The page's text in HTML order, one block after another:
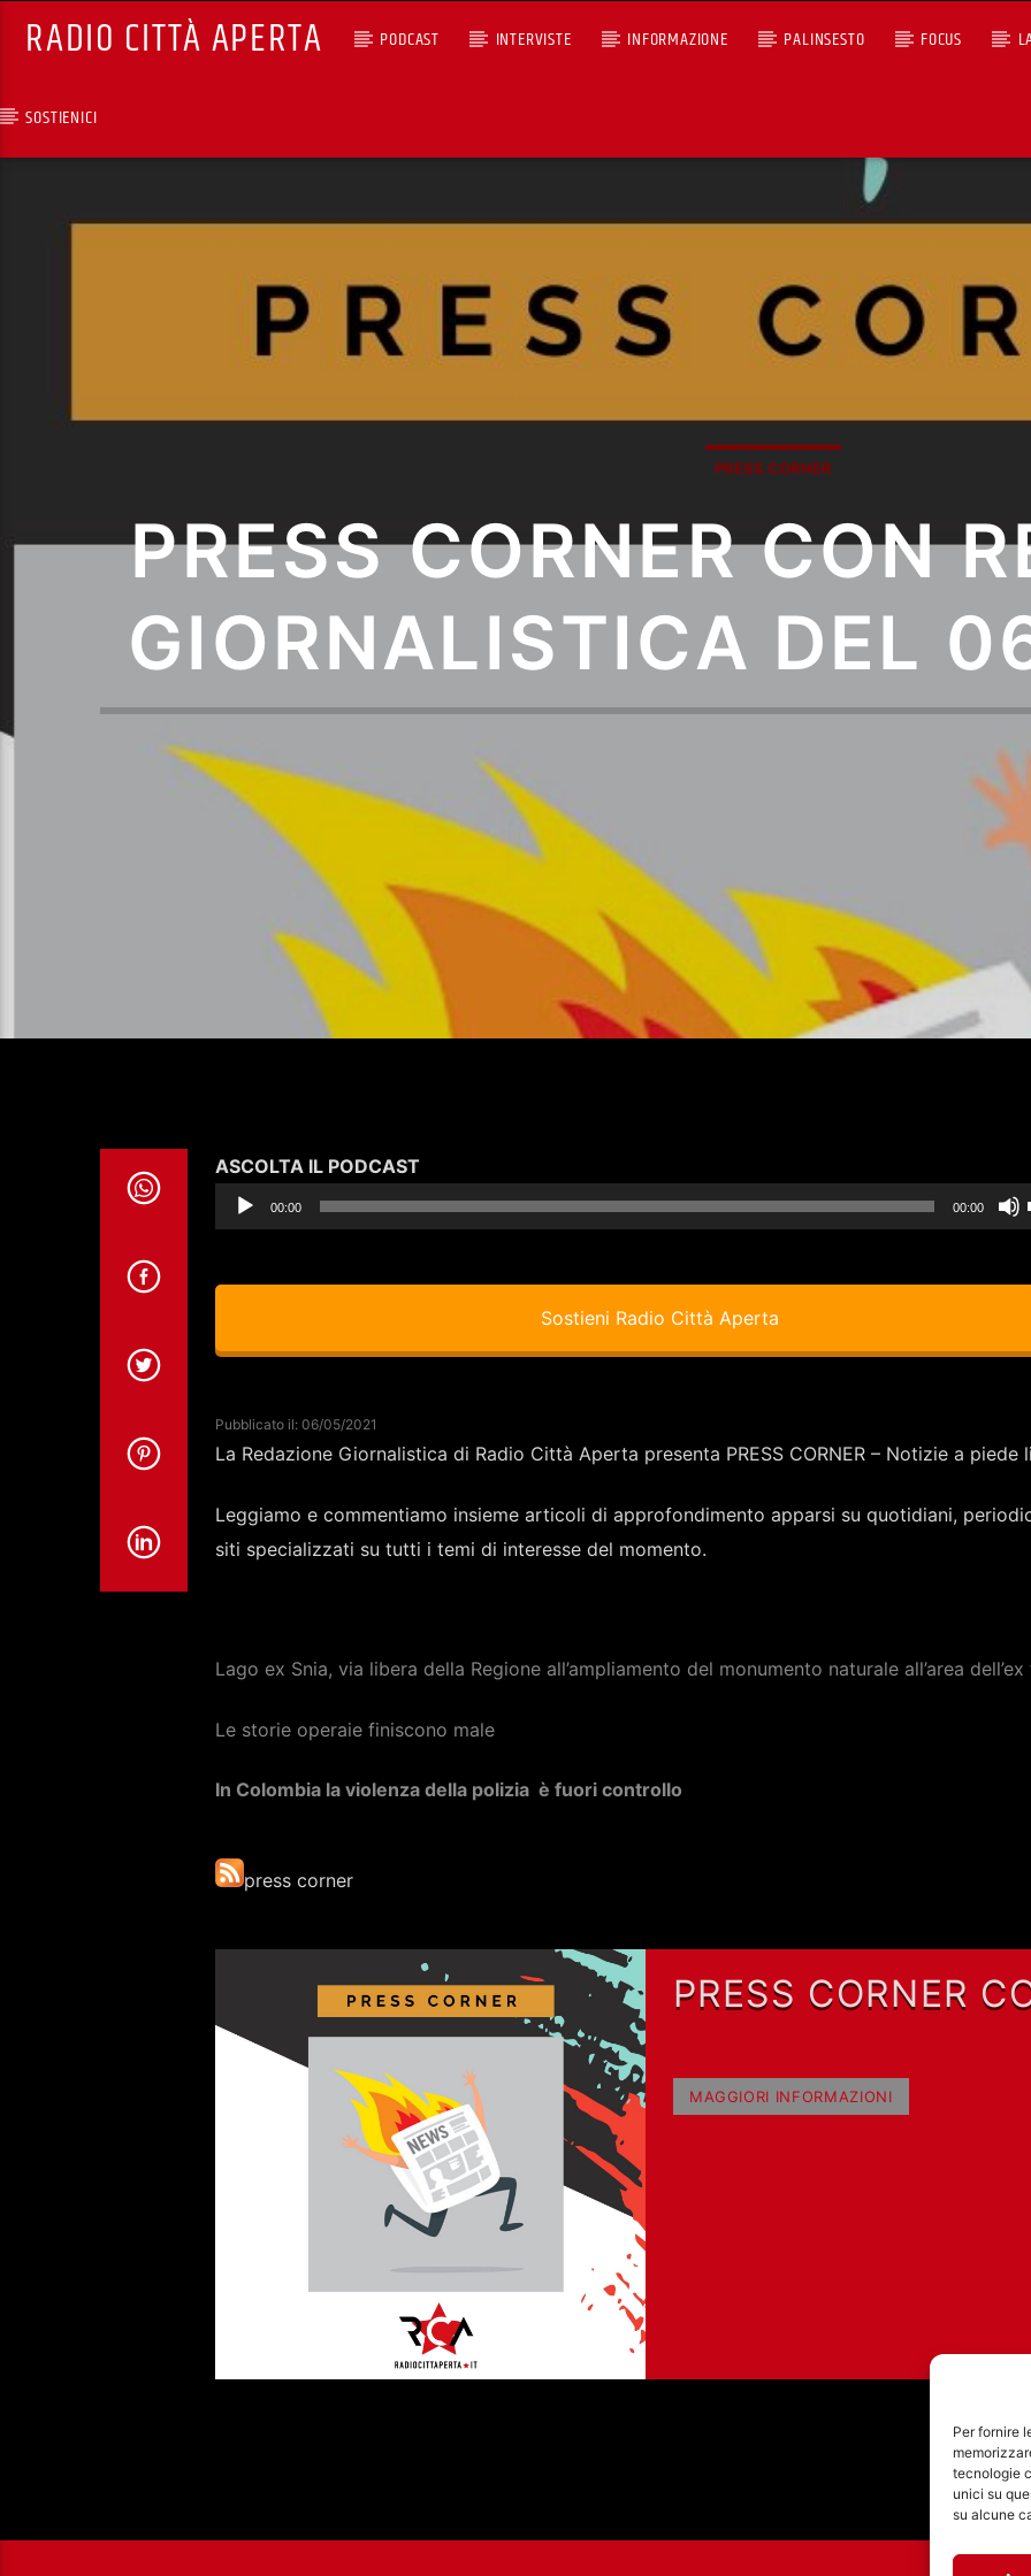
Per fornire
tecnologie
unici su
su alcune
RADIO CITTÀ APERTA PODCAST INTERVISTE INFORMAZIONE PALINSESTO FOCUS
SOSTIENICI
CON SANTIGNA +393401974468
Sostieni Radio Città Aperta
PRESS CORNER
PRESS CORNER CON
GIORNALISTICA DEL
ASCOLTA IL PODCASTAudio
Player
00:00 00:00
i
Sostieni Radio Città Aperta
Pubblicato il: 06/05/2021
La Redazione Giornalistica di Radio Città Aperta presenta PRESS CORNER – Notizie a piede
Leggiamo e commentiamo insieme articoli di approfondimento apparsi su quotidiani,
siti specializzati su tutti i temi di interesse del momento.
Lago ex Snia, via libera della Regione all’ampliamento del monumento naturale all’area
Le storie operaie finiscono male
In Colombia la violenza della polizia è fuori controllo
press corner
PRESS CORNER
GIORNALISTICA
MAGGIORI INFORMAZIONI